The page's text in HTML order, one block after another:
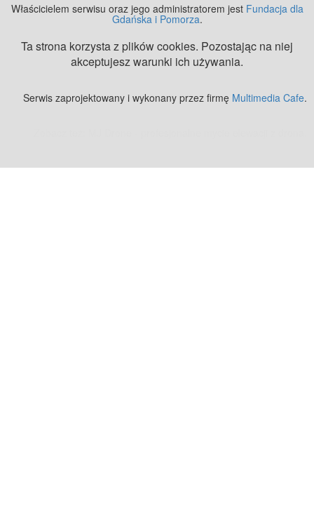
Właścicielem serwisu oraz jego administratorem jest Fundacja dla
Gdańska i Pomorza.
Ta strona korzysta z plików cookies. Pozostając na niej
akceptujesz warunki ich używania.
Serwis zaprojektowany i wykonany przez firmę Multimedia Cafe.